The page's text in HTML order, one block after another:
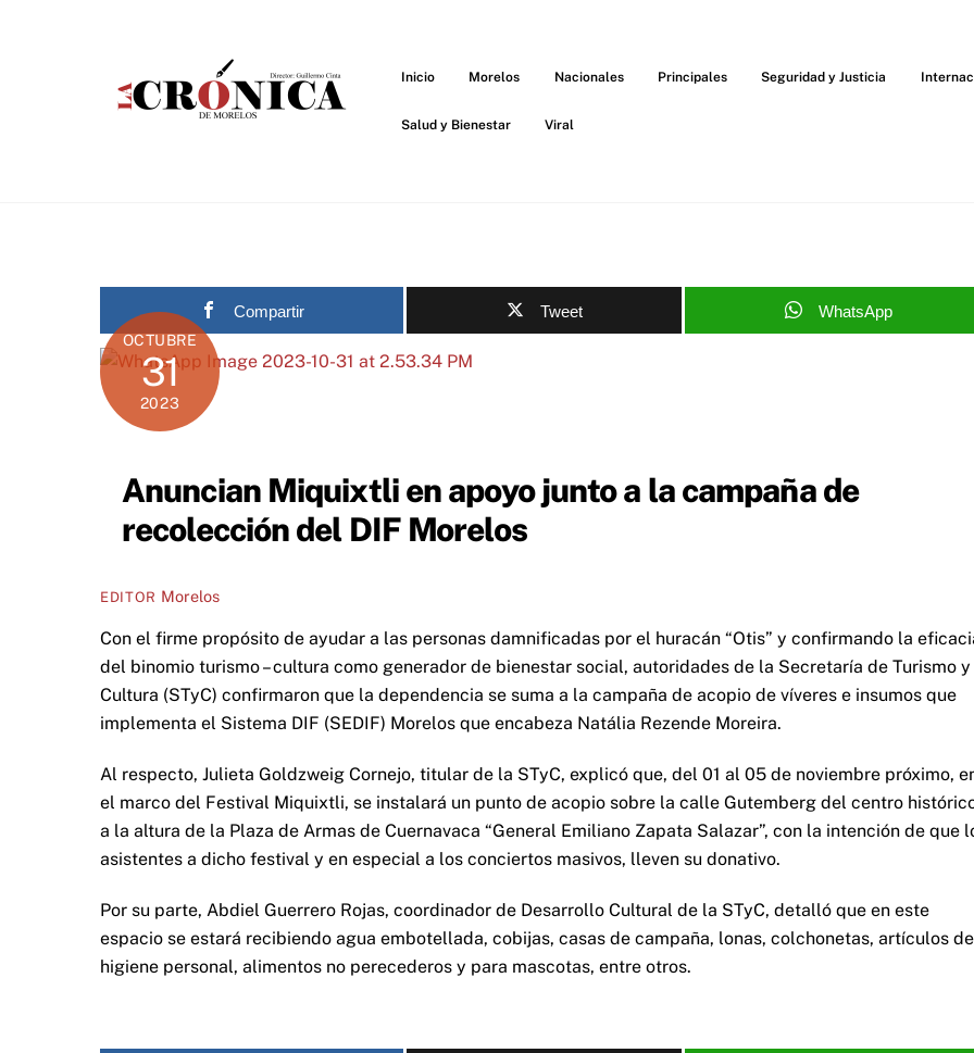
Inicio Morelos Nacionales Principales Seguridad y Justicia
Salud y Bienestar Viral
Compartir Tweet WhatsApp
OCTUBRE
31
2023
Anuncian Miquixtli en apoyo junto a la campaña de
recolección del DIF Morelos
EDITOR Morelos
Con el firme propósito de ayudar a las personas damnificadas por el huracán “Otis” y confirmando la
del binomio turismo – cultura como generador de bienestar social, autoridades de la Secretaría de Turismo y
Cultura (STyC) confirmaron que la dependencia se suma a la campaña de acopio de víveres e insumos que
implementa el Sistema DIF (SEDIF) Morelos que encabeza Natália Rezende Moreira.
Al respecto, Julieta Goldzweig Cornejo, titular de la STyC, explicó que, del 01 al 05 de noviembre próximo,
el marco del Festival Miquixtli, se instalará un punto de acopio sobre la calle Gutemberg del centro
a la altura de la Plaza de Armas de Cuernavaca “General Emiliano Zapata Salazar”, con la intención de que
asistentes a dicho festival y en especial a los conciertos masivos, lleven su donativo.
Por su parte, Abdiel Guerrero Rojas, coordinador de Desarrollo Cultural de la STyC, detalló que en este
espacio se estará recibiendo agua embotellada, cobijas, casas de campaña, lonas, colchonetas, artículos de
higiene personal, alimentos no perecederos y para mascotas, entre otros.